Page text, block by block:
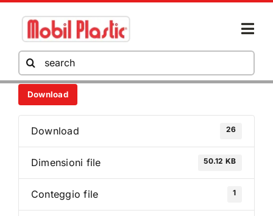
contenuto
PRODOTTI
HORECA
Cerca
per:
Download
Download 26
Dimensioni file 50.12 KB
Conteggio file 1